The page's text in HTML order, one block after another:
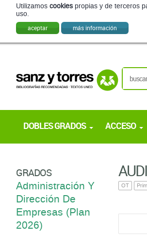
Utilizamos cookies propias y de terceros
uso.
aceptar más información
DOBLES GRADOS ACCESO
OT
GRADOS
Administración Y
Dirección De
Empresas (Plan
2026)